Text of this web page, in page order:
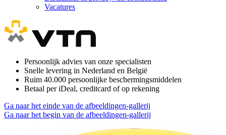
Vacatures
Persoonlijk advies van onze specialisten
Snelle levering in Nederland en België
Ruim 40.000 persoonlijke beschermingsmiddelen
Betaal per iDeal, creditcard of op rekening
Ga naar het einde van de afbeeldingen-gallerij
Ga naar het begin van de afbeeldingen-gallerij